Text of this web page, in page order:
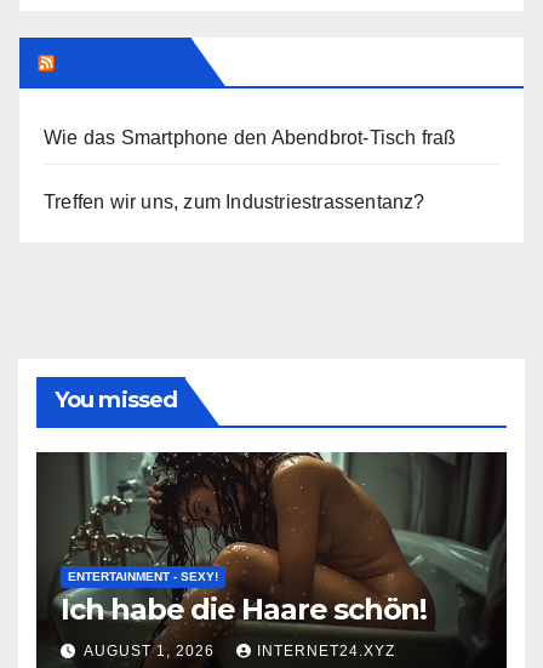
Wie das Smartphone den Abendbrot-Tisch fraß
Treffen wir uns, zum Industriestrassentanz?
You missed
ENTERTAINMENT - SEXY!
Ich habe die Haare schön!
AUGUST 1, 2026 INTERNET24.XYZ